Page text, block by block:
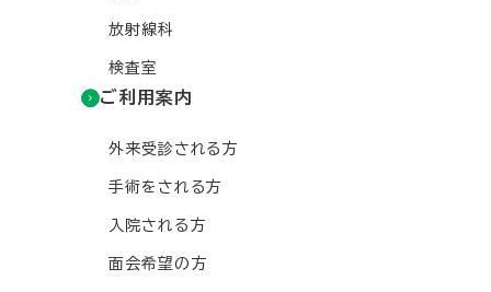
放射線科
検査室
ご利用案内
外来受診される方
手術をされる方
入院される方
面会希望の方